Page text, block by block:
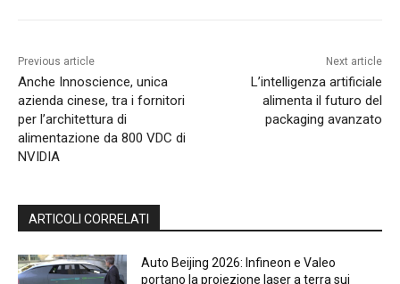
Previous article
Anche Innoscience, unica
azienda cinese, tra i fornitori
per l’architettura di
alimentazione da 800 VDC di
NVIDIA
Next article
L’intelligenza artificiale
alimenta il futuro del
packaging avanzato
ARTICOLI CORRELATI
Auto Beijing 2026: Infineon e Valeo
portano la proiezione laser a terra sui